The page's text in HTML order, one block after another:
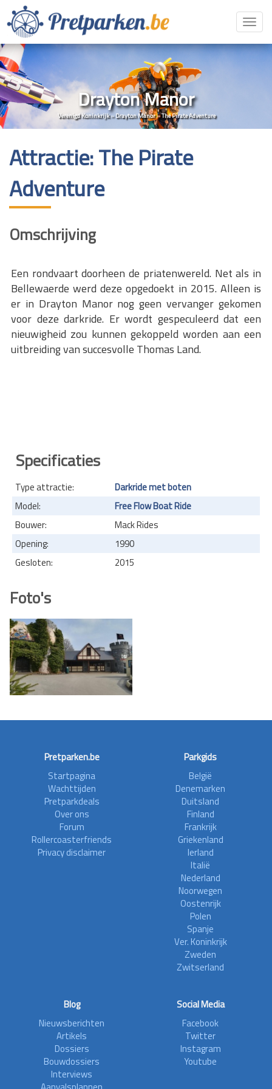
Drayton Manor
Verenigd Koninkrijk»Drayton Manor»The Pirate Adventure
Attractie: The Pirate
Adventure
Omschrijving
Een rondvaart doorheen de priatenwereld. Net als in
Bellewaerde werd deze opgedoekt in 2015. Alleen is
er in Drayton Manor nog geen vervanger gekomen
voor deze darkride. Er wordt gespeculeerd dat een
nieuwigheid zou kunnen gekoppeld worden aan een
uitbreiding van succesvolle Thomas Land.
Specificaties
Type attractie:
Darkride met boten
Model:
Free Flow Boat Ride
Bouwer:
Mack Rides
Opening:
1990
Gesloten:
2015
Foto's
Pretparken.be
Startpagina
Wachttijden
Pretparkdeals
Over ons
Forum
Rollercoasterfriends
Privacy disclaimer
Parkgids
België
Denemarken
Duitsland
Finland
Frankrijk
Griekenland
Ierland
Italië
Nederland
Noorwegen
Oostenrijk
Polen
Spanje
Ver. Koninkrijk
Zweden
Zwitserland
Blog
Nieuwsberichten
Artikels
Dossiers
Bouwdossiers
Interviews
Social Media
Facebook
Twitter
Instagram
Youtube